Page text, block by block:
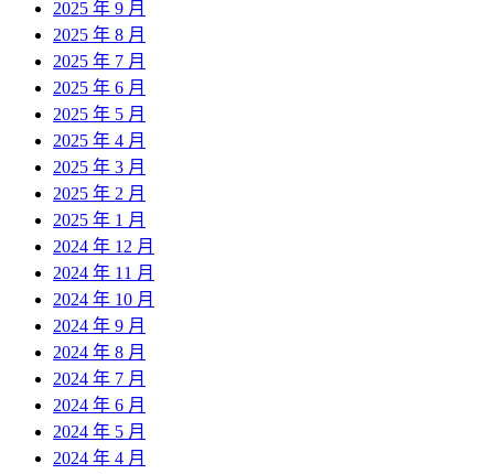
2025 年 9 月
2025 年 8 月
2025 年 7 月
2025 年 6 月
2025 年 5 月
2025 年 4 月
2025 年 3 月
2025 年 2 月
2025 年 1 月
2024 年 12 月
2024 年 11 月
2024 年 10 月
2024 年 9 月
2024 年 8 月
2024 年 7 月
2024 年 6 月
2024 年 5 月
2024 年 4 月